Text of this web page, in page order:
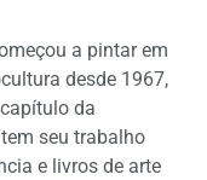
a pintar em
desde 1967,
da
seu trabalho
e livros de arte